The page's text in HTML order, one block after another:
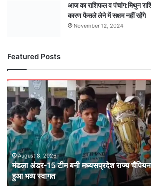
आज का राशिफल व पंचांग:मिथुन
कारण फैसले लेने में सक्षम नहीं रहेंगे
November 12, 2024
Featured Posts
अंडर-15
टीम
बनी
मध्यसप्रदेश
राज्य
चैंपियन
: ऐतिहासिक
जीत
हुआ
भव्य
August 8, 2026
मंडला अंडर-15 टीम बनी मध्यसप्रदेश राज्य
हुआ भव्य स्वागत